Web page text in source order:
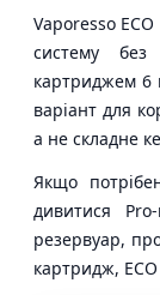
Vaporesso
систему
картриджем 6
варіант для
а не складне
Якщо
дивитися
резервуар,
картридж,